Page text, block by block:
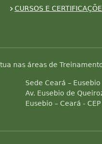
CURSOS E
nas áreas de
Sede Ceará – Eusebio
Av. Eusebio de
Eusebio – Ceará -